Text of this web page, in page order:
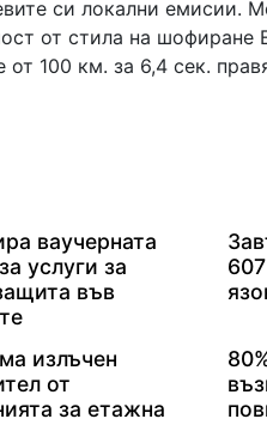
си локални емисии.
от стила на
100 км. за 6,4 сек.
ваучерната
услуги за
във
излъчен
от
за етажна